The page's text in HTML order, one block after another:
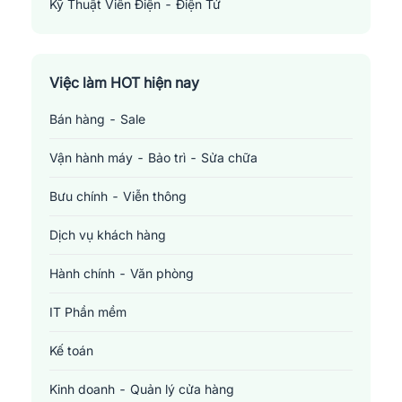
Kỹ Thuật Viên Điện - Điện Tử
Việc làm HOT hiện nay
Bán hàng - Sale
Vận hành máy - Bảo trì - Sửa chữa
Bưu chính - Viễn thông
Dịch vụ khách hàng
Hành chính - Văn phòng
IT Phần mềm
Kế toán
Kinh doanh - Quản lý cửa hàng